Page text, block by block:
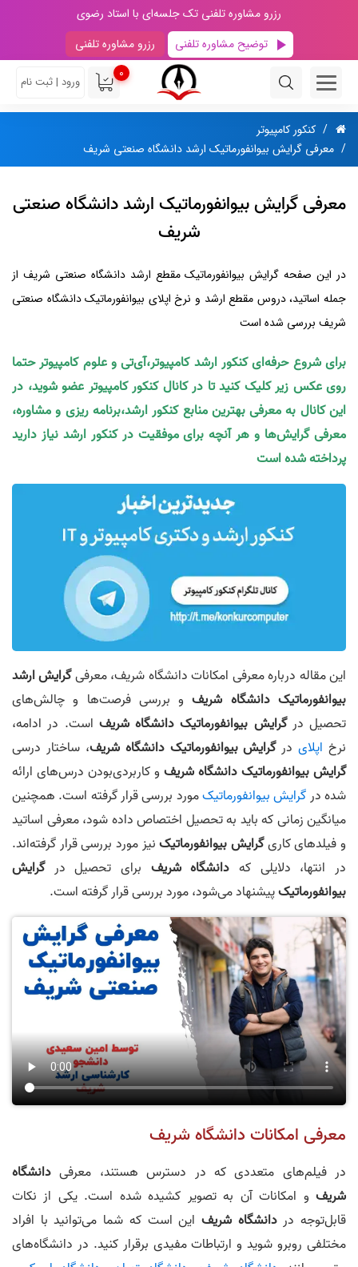
رزرو مشاوره تلفنی تک جلسه‌ای با استاد رضوی
توضیح مشاوره تلفنی
رزرو مشاوره تلفنی
0
ورود | ثبت نام
کنکور کامپیوتر
معرفی گرایش بیوانفورماتیک ارشد دانشگاه صنعتی شریف
معرفی گرایش بیوانفورماتیک ارشد دانشگاه صنعتی
شریف
در این صفحه گرایش بیوانفورماتیک مقطع ارشد دانشگاه صنعتی شریف از
جمله اساتید، دروس مقطع ارشد و نرخ اپلای بیوانفورماتیک دانشگاه صنعتی
شریف بررسی شده است
برای شروع حرفه‌ای کنکور ارشد کامپیوتر،آی‌تی و علوم کامپیوتر حتما
روی عکس زیر کلیک کنید تا در کانال کنکور کامپیوتر عضو شوید، در
این کانال به معرفی بهترین منابع کنکور ارشد،برنامه ریزی و مشاوره،
معرفی گرایش‌ها و هر آنچه برای موفقیت در کنکور ارشد نیاز دارید
پرداخته شده است
این مقاله درباره معرفی امکانات دانشگاه شریف، معرفیگرایش ارشد
بیوانفورماتیک دانشگاه شریفو بررسی فرصت‌ها و چالش‌های
تحصیل درگرایش بیوانفورماتیک دانشگاه شریف است. در ادامه،
نرخ اپلایدرگرایش بیوانفورماتیک دانشگاه شریف، ساختار درسی
گرایشبیوانفورماتیک دانشگاه شریف و کاربردی‌بودن درس‌های ارائه
شده در گرایش بیوانفورماتیکمورد بررسی قرار گرفته است. همچنین
میانگین زمانی که باید به تحصیل اختصاص داده شود، معرفی اساتید
و فیلد‌های کاریگرایشبیوانفورماتیکنیز مورد بررسی قرار گرفته‌اند.
در انتها، دلایلی که دانشگاه شریف برای تحصیل درگرایش
بیوانفورماتیکپیشنهاد می‌شود، مورد بررسی قرار گرفته است.
معرفی امکانات دانشگاه شریف
در فیلم‌های متعددی که در دسترس هستند، معرفی دانشگاه
شریف و امکانات آن به تصویر کشیده شده است. یکی از نکات
قابل‌توجه دردانشگاه شریف این است که شما می‌توانید با افراد
مختلفی روبرو شوید و ارتباطات مفیدی برقرار کنید. در دانشگاه‌های